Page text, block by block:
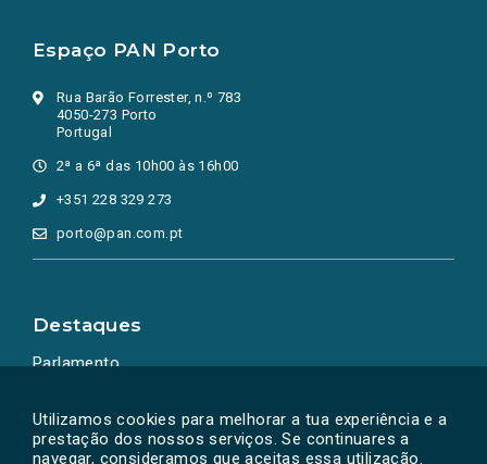
Utilizamos cookies para melhorar a tua experiência e a
prestação dos nossos serviços. Se continuares a
navegar, consideramos que aceitas essa utilização.
Espaço PAN Porto
Rua Barão Forrester, n.º 783
4050-273 Porto
Portugal
2ª a 6ª das 10h00 às 16h00
+351 228 329 273
porto@pan.com.pt
Destaques
Parlamento